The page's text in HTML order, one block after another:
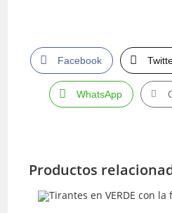
Facebook
WhatsApp
Productos